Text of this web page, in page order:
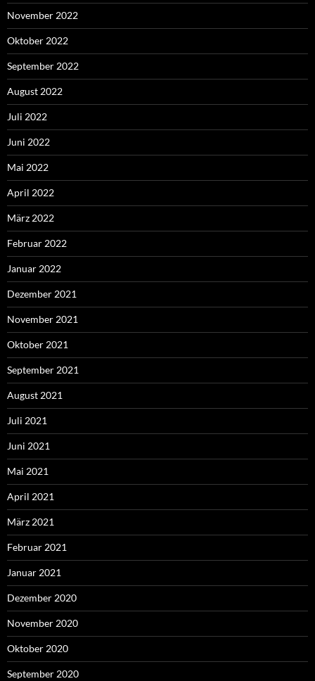
November 2022
Oktober 2022
September 2022
August 2022
Juli 2022
Juni 2022
Mai 2022
April 2022
März 2022
Februar 2022
Januar 2022
Dezember 2021
November 2021
Oktober 2021
September 2021
August 2021
Juli 2021
Juni 2021
Mai 2021
April 2021
März 2021
Februar 2021
Januar 2021
Dezember 2020
November 2020
Oktober 2020
September 2020